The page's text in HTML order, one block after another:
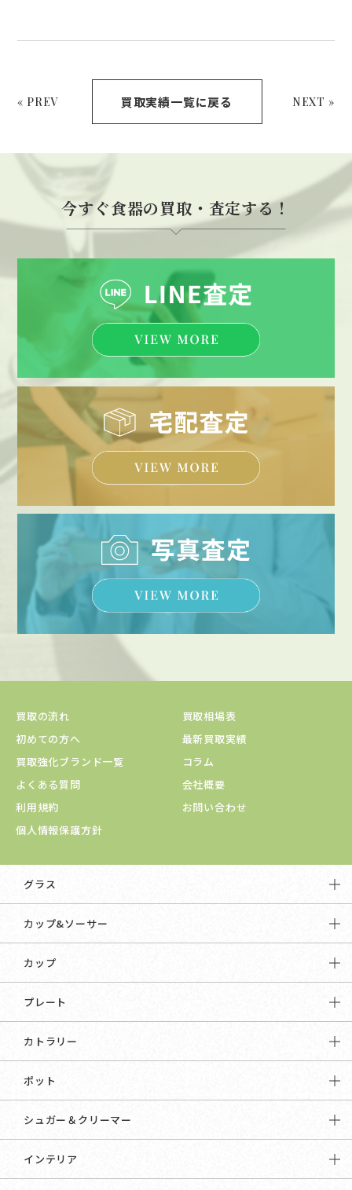
« PREV 買取実績一覧に戻る NEXT »
今すぐ食器の買取・査定する！
買取の流れ
買取相場表
初めての方へ
最新買取実績
買取強化ブランド一覧
コラム
よくある質問
会社概要
利用規約
お問い合わせ
個人情報保護方針
グラス
カップ&ソーサー
カップ
プレート
カトラリー
ポット
シュガー＆クリーマー
インテリア